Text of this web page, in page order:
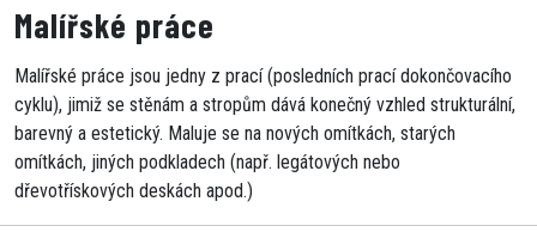
Malířské práce
Malířské práce jsou jedny z prací (posledních prací dokončovacího
cyklu), jimiž se stěnám a stropům dává konečný vzhled strukturální,
barevný a estetický. Maluje se na nových omítkách, starých
omítkách, jiných podkladech (např. legátových nebo
dřevotřískových deskách apod.)